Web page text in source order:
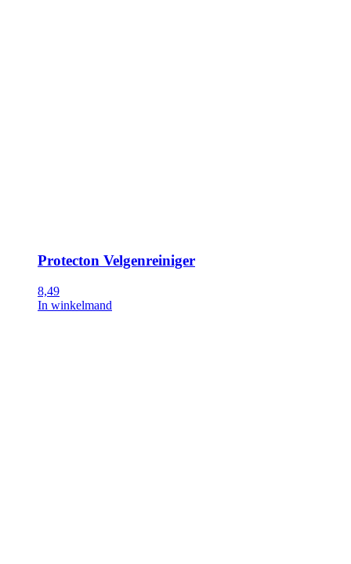
Protecton Velgenreiniger
8,49
In winkelmand